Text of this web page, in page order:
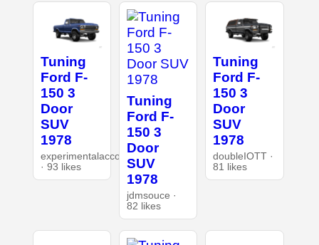
Tuning
Ford F-
150 3
Door
SUV
1978
experimentalaccount
· 93 likes
Tuning
Ford F-
150 3
Door
SUV
1978
jdmsouce ·
82 likes
Tuning
Ford F-
150 3
Door
SUV
1978
doubleIOTT ·
81 likes